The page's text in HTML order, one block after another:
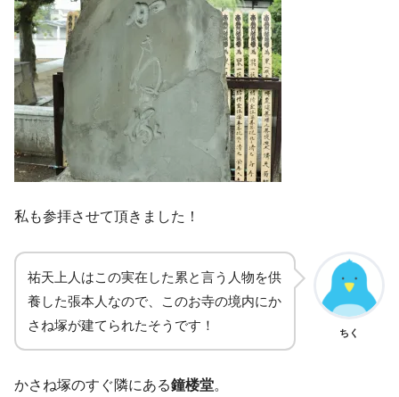
私も参拝させて頂きました！
祐天上人はこの実在した累と言う人物を供
養した張本人なので、このお寺の境内にか
さね塚が建てられたそうです！
ちく
かさね塚のすぐ隣にある鐘楼堂。